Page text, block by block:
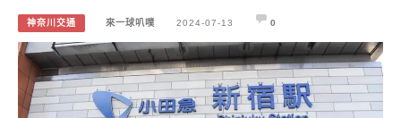
神奈川交通 來一球叭噗 2024-07-13 0